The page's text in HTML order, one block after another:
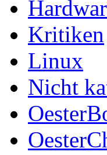
Kritiken
Linux
Nicht